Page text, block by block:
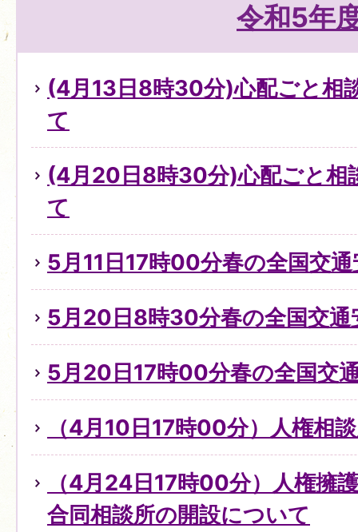
令和5年
(4月13日8時30分)心配ごと相
て
(4月20日8時30分)心配ごと相
て
5月11日17時00分春の全国交
5月20日8時30分春の全国交通
5月20日17時00分春の全国交
（4月10日17時00分）人権相
（4月24日17時00分）人権擁
合同相談所の開設について